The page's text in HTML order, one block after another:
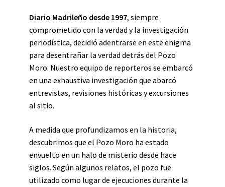
Diario Madrileño desde 1997, siempre
comprometido con la verdad y la investigación
periodística, decidió adentrarse en este enigma
para desentrañar la verdad detrás del Pozo
Moro. Nuestro equipo de reporteros se embarcó
en una exhaustiva investigación que abarcó
entrevistas, revisiones históricas y excursiones
al sitio.
A medida que profundizamos en la historia,
descubrimos que el Pozo Moro ha estado
envuelto en un halo de misterio desde hace
siglos. Según algunos relatos, el pozo fue
utilizado como lugar de ejecuciones durante la